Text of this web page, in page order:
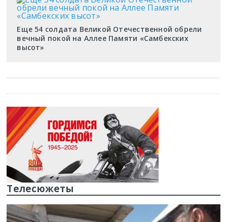
Еще 54 солдата Великой Отечественной обрели
вечный покой на Аллее Памяти «Самбекских
высот»
Телесюжеты